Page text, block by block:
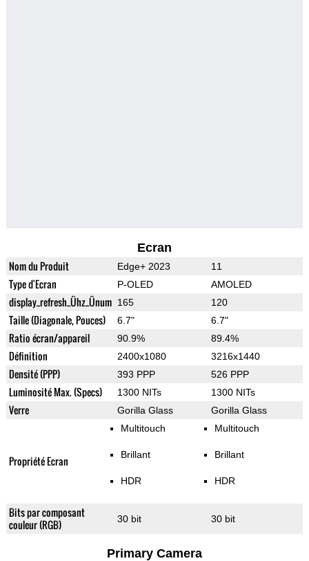
Ecran
Nom du Produit Edge+ 2023 11
Type d'Ecran P-OLED AMOLED
display_refresh_Ühz_Ünum 165 120
Taille (Diagonale, Pouces) 6.7" 6.7"
Ratio écran/appareil 90.9% 89.4%
Définition 2400x1080 3216x1440
Densité (PPP) 393 PPP 526 PPP
Luminosité Max. (Specs) 1300 NITs 1300 NITs
Verre Gorilla Glass Gorilla Glass
Propriété Ecran
Multitouch
Brillant
HDR
Multitouch
Brillant
HDR
Bits par composant
couleur (RGB)
30 bit 30 bit
Primary Camera